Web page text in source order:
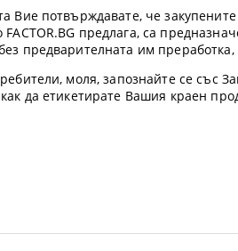
Вие потвърждавате, че
FACTOR.BG предлага, са
предварителната им
моля, запознайте се със
да етикетирате Вашия краен